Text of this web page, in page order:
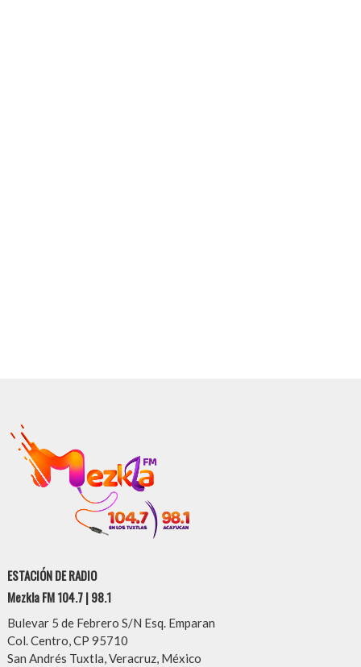
ESTACIÓN DE RADIO
Mezkla FM 104.7 | 98.1
Bulevar 5 de Febrero S/N Esq. Emparan
Col. Centro, CP 95710
San Andrés Tuxtla, Veracruz, México